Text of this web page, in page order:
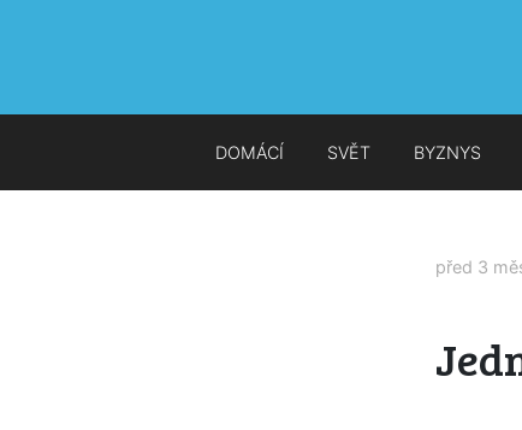
DOMÁCÍ SVĚT BYZNYS
před 3